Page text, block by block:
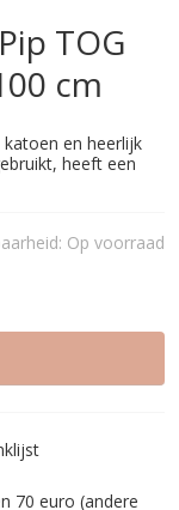
TOG
cm
katoen en heerlijk
heeft een
Op voorraad
70 euro (andere